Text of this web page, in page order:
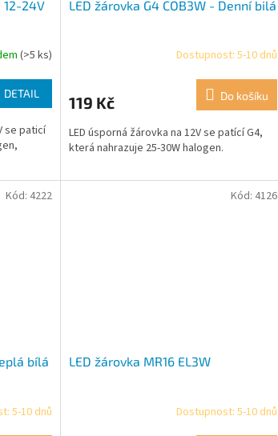
12-24V
(>5 ks)
DETAIL
se paticí
LED žárovka G4 COB3W - Denní bilá
Dostupnost: 5-10 dnů
119 Kč Do košíku
LED úsporná žárovka na 12V se patící G4,
která nahrazuje 25-30W halogen.
bílá
5-10 dnů
Kód: 4222
LED žárovka MR16 EL3W
Dostupnost: 5-10 dnů
Kód: 4126